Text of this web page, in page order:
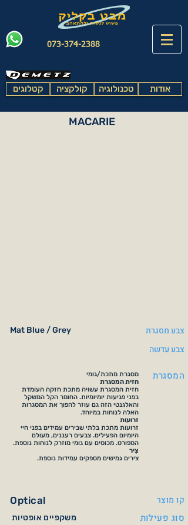
073-374-2388
קטלוגים קולקציה טכנולוגיה אודות
MACARIE
Mat Blue / Grey
צבע מסגרת
צבע עדשה
מסגרת מתכת/גומי
חזית המסגרת
חזית המסגרת עשויה מתכת חזקה העומדת
בפני פגיעות יומיומיות. החומר הקל המשקל
והאלגנטי הזה גם עוזר להפוך את המסגרות
האלה לנוחות במיוחד.
זרועות
זרועות מתכת בלתי שבירים עמידים בפני חיי
היומיום הפעילים. צבעים רעננים, מעולם
הספורט. מכוסים עם גומי מוזרק לנוחות נוספת.
צִיר
צירים גמישים מספקים עמידות נוספת.
המסגרת
Optical קו מוצר
משקפיים אופטיות סוג פעילות